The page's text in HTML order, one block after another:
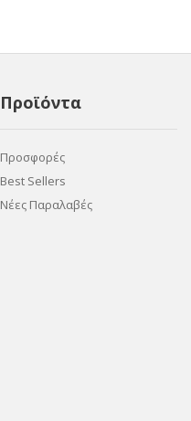
Προϊόντα
Προσφορές
Best Sellers
Νέες Παραλαβές